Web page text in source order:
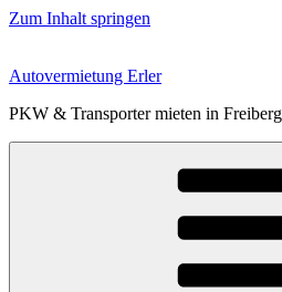
Zum Inhalt springen
Autovermietung Erler
PKW & Transporter mieten in